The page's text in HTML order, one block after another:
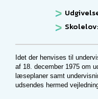
Skolelov:
Idet der henvises til
af 18. december 1975 om
læseplaner samt
udsendes hermed